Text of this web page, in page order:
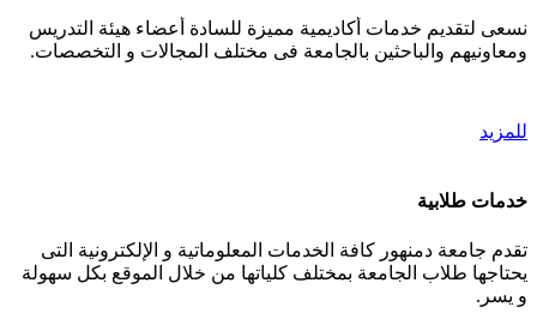
نسعى لتقديم خدمات أكاديمية مميزة للسادة أعضاء هيئة التدريس
ومعاونيهم والباحثين بالجامعة فى مختلف المجالات و التخصصات.
للمزيد
خدمات طلابية
تقدم جامعة دمنهور كافة الخدمات المعلوماتية و الإلكترونية التى
يحتاجها طلاب الجامعة بمختلف كلياتها من خلال الموقع بكل سهولة
و يسر.